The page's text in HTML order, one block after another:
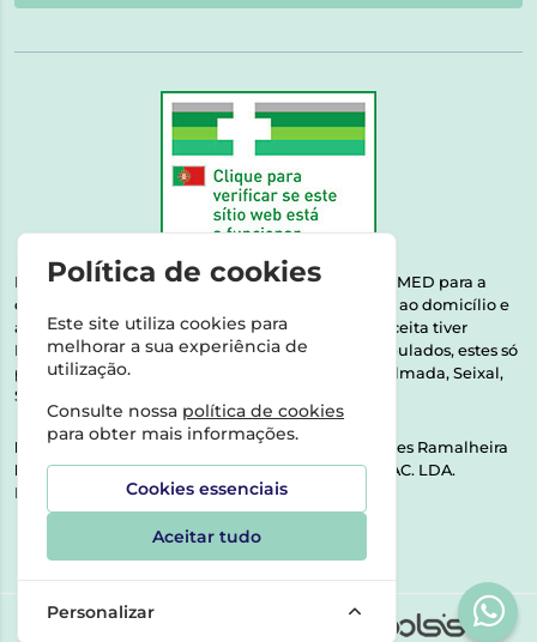
Esta farmácia encontra-se autorizada pelo INFARMED para a
dispensa de medicamentos e produtos de saúde ao domicílio e
através da internet. Medicamentos | Se na sua receita tiver
MSRM, MNSRM, MSRMV ou Medicamentos Manipulados, estes só
podem ser entregues nos seguintes concelhos: Almada, Seixal,
Sesimbra, Oeiras e Lisboa.
Direção Técnica:
Dra. Raquel Alexandra Fernandes Ramalheira
NIPC:513064133 | ASPAS E NÚMEROS SOC. FARMAC. LDA.
Rua dos Castanheiros 5 AB Feijó2810-036 Almada
Política de cookies
Este site utiliza cookies para
melhorar a sua experiência de
utilização.
Consulte nossa política de cookies
para obter mais informações.
Cookies essenciais
Aceitar tudo
Personalizar